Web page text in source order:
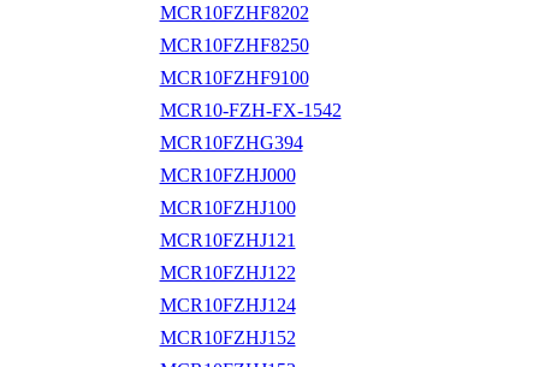
MCR10FZHF8202
MCR10FZHF8250
MCR10FZHF9100
MCR10-FZH-FX-1542
MCR10FZHG394
MCR10FZHJ000
MCR10FZHJ100
MCR10FZHJ121
MCR10FZHJ122
MCR10FZHJ124
MCR10FZHJ152